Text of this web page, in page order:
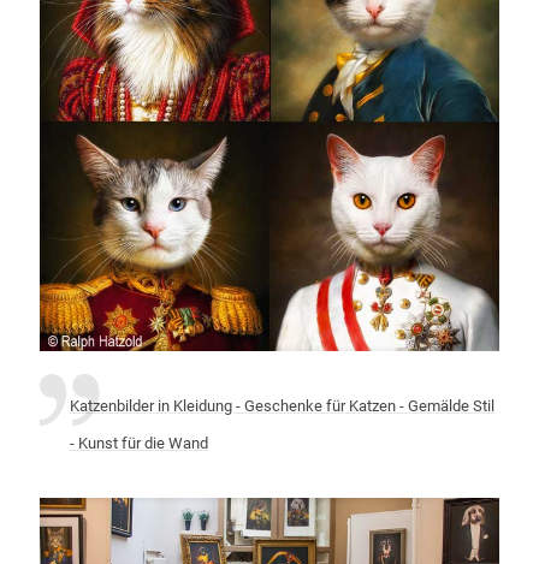
Katzenbilder in Kleidung - Geschenke für Katzen - Gemälde Stil
- Kunst für die Wand